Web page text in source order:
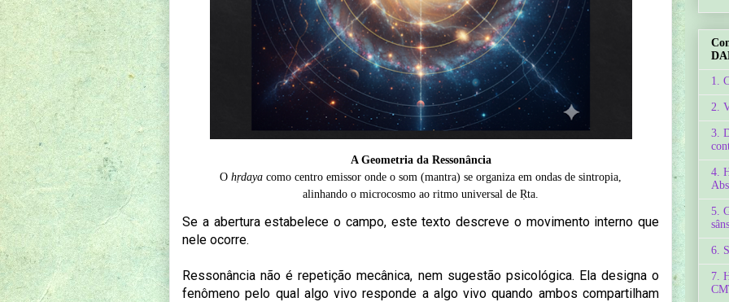
A Geometria da Ressonância
O hṛdaya como centro emissor onde o som (mantra) se organiza em ondas de sintropia,
alinhando o microcosmo ao ritmo universal de Ṛta.
Se a abertura estabelece o campo, este texto descreve o movimento interno que
nele ocorre.
Ressonância não é repetição mecânica, nem sugestão psicológica. Ela designa o
fenômeno pelo qual algo vivo responde a algo vivo quando ambos compartilham
1.
2.
3.
4.
5.
6.
7.